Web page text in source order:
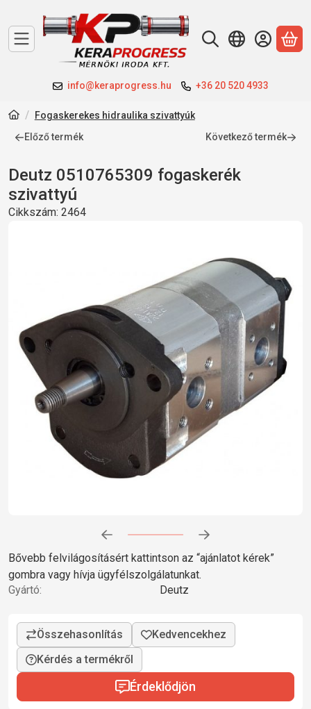
info@keraprogress.hu +36 20 520 4933
A
Fogaskerekes hidraulika szivattyúk
Előző termék
Következő termék
Deutz 0510765309 fogaskerék
szivattyú
Cikkszám: 2464
Bővebb felvilágosításért kattintson az “ajánlatot kérek”
gombra vagy hívja ügyfélszolgálatunkat.
Gyártó:
Deutz
Kérdés a termékről
Érdeklődjön